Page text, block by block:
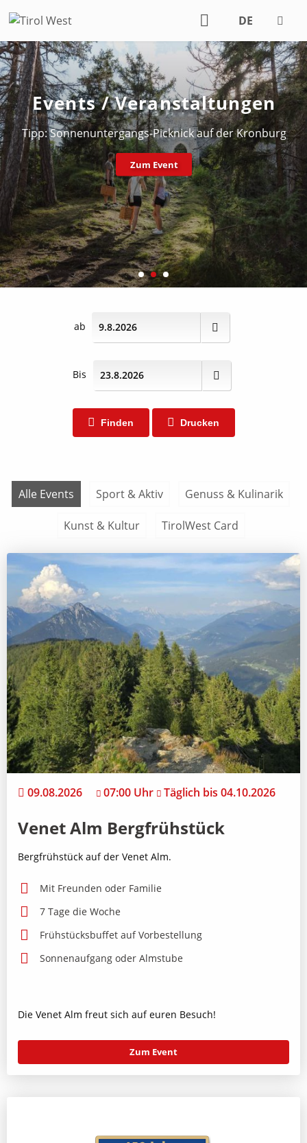
DE
EN
Events / Veranstaltungen
Tipp: Sonnenuntergangs-Picknick auf der Kronburg
Zum Event
ab
Bis
Finden Drucken
Alle Events Sport & Aktiv Genuss & Kulinarik
Kunst & Kultur TirolWest Card
09.08.2026 07:00 Uhr Täglich bis 04.10.2026
Venet Alm Bergfrühstück
Bergfrühstück auf der Venet Alm.
Mit Freunden oder Familie
7 Tage die Woche
Frühstücksbuffet auf Vorbestellung
Sonnenaufgang oder Almstube
Die Venet Alm freut sich auf euren Besuch!
Zum Event